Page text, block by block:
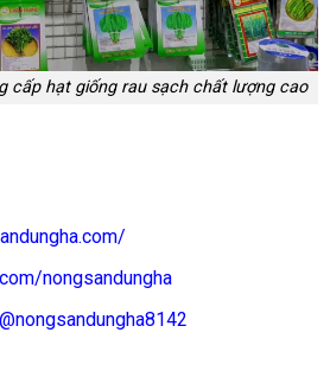
cấp hạt giống rau sạch chất lượng cao
nongsandungha